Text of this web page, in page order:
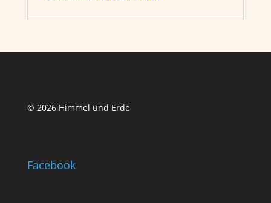
© 2026 Himmel und Erde
Facebook